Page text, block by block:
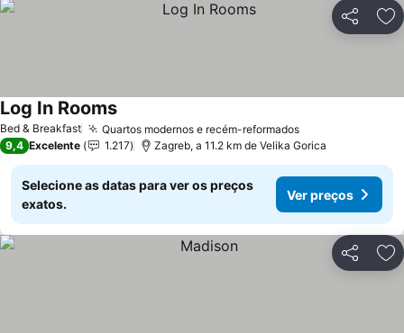
Partilhar
Bed & Breakfast Quartos modernos e recém-reformadosVer preços
Log In RoomsVer preços
9,4 Excelente 1.217 Zagreb, a 11.2 km de Velika Gorica
Selecione as datas para ver os preços
exatos.
Ver preços
Partilhar